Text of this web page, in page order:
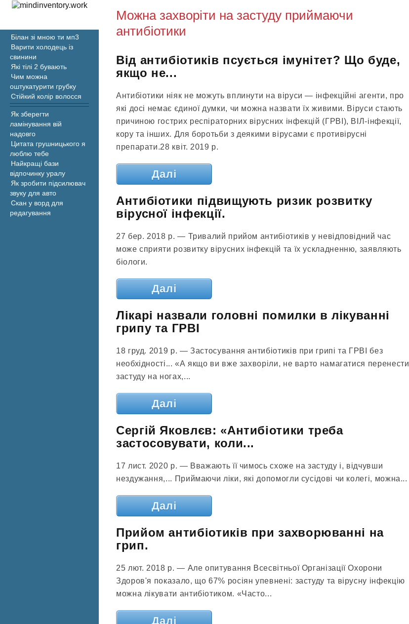
Можна захворіти на застуду приймаючи
антибіотики
Від антибіотиків псується імунітет? Що буде,
якщо не...
Антибіотики ніяк не можуть вплинути на віруси — інфекційні агенти, про
які досі немає єдиної думки, чи можна назвати їх живими. Віруси стають
причиною гострих респіраторних вірусних інфекцій (ГРВІ), ВІЛ-інфекції,
кору та інших. Для боротьби з деякими вірусами є противірусні
препарати.28 квіт. 2019 р.
Далі
Антибіотики підвищують ризик розвитку
вірусної інфекції.
27 бер. 2018 р. — Тривалий прийом антибіотиків у невідповідний час
може сприяти розвитку вірусних інфекцій та їх ускладненню, заявляють
біологи.
Далі
Лікарі назвали головні помилки в лікуванні
грипу та ГРВІ
18 груд. 2019 р. — Застосування антибіотиків при грипі та ГРВІ без
необхідності... «А якщо ви вже захворіли, не варто намагатися перенести
застуду на ногах,...
Далі
Сергій Яковлєв: «Антибіотики треба
застосовувати, коли...
17 лист. 2020 р. — Вважають її чимось схоже на застуду і, відчувши
нездужання,... Приймаючи ліки, які допомогли сусідові чи колегі, можна...
Далі
Прийом антибіотиків при захворюванні на
грип.
25 лют. 2018 р. — Але опитування Всесвітньої Організації Охорони
Здоров'я показало, що 67% росіян упевнені: застуду та вірусну інфекцію
можна лікувати антибіотиком. «Часто...
Далі
Білан зі мною ти мп3
Варити холодець із
свинини
Які тілі 2 бувають
Чим можна
оштукатурити грубку
Стійкий колір волосся
Як зберегти
ламінування вій
надовго
Цитата грушницького я
люблю тебе
Найкращі бази
відпочинку уралу
Як зробити підсилювач
звуку для авто
Скан у ворд для
редагування